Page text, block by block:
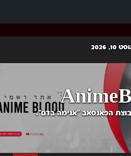
10, 2026
הפאנסאב "אנימה בדם".